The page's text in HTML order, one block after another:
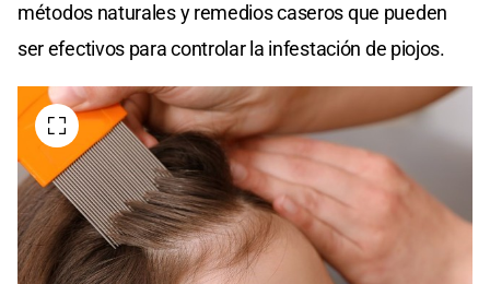
métodos naturales y remedios caseros que pueden
ser efectivos para controlar la infestación de piojos.